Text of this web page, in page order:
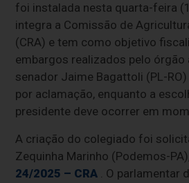
foi instalada nesta quarta-feira
integra a Comissão de
(CRA) e tem como objetivo
embargos realizados pelo órgão
senador Jaime Bagattoli (PL-
por aclamação, enquanto a
presidente deve ocorrer em
A criação do colegiado foi
Zequinha Marinho (Podemos-
24/2025 – CRA . O parlamentar